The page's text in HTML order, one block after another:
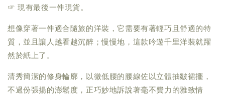
☞ 現有最後一件現貨。
想像穿著一件適合隨旅的洋裝，它需要有著輕巧且舒適的特
質，並且讓人越看越沉醉；慢慢地，這款吟遊千里洋裝就躍
然於紙上了。
清秀簡潔的修身輪廓，以微低腰的腰線佐以立體抽皺裙擺，
不過份張揚的澎鬆度，正巧妙地訴說著毫不費力的雅致情